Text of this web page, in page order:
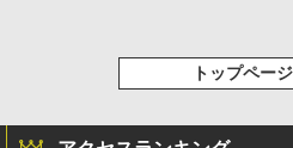
トップペー